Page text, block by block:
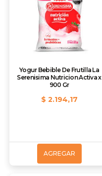
Yogur Bebible De Frutilla La
Serenisima Nutricion Activa x
900 Gr
$ 2.194,17
AGREGAR